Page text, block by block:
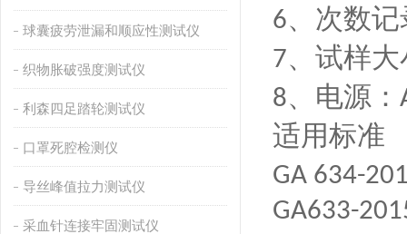
球囊疲劳泄漏和顺应性测试仪
织物胀破强度测试仪
利森四足踏轮测试仪
口罩死腔检测仪
导丝峰值拉力测试仪
采血针连接牢固测试仪
6、次数
7、试样
8、电源：
适用标准
GA 634-
GA633-